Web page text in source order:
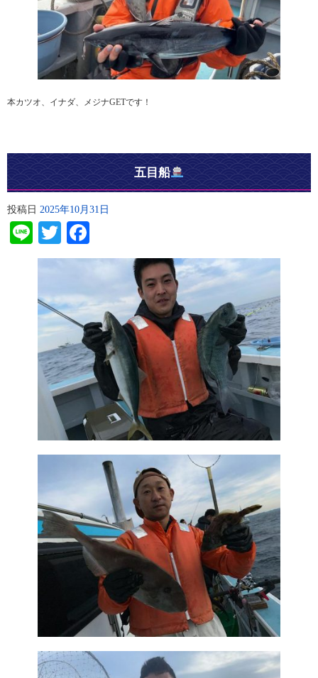
本カツオ、イナダ、メジナGETです！
五目船
投稿日 2025年10月31日
LineTwitter